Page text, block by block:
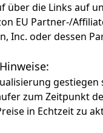
über die Links auf
EU Partner-/
Inc. oder dessen
gestiegen
zum Zeitpunkt
in Echtzeit zu